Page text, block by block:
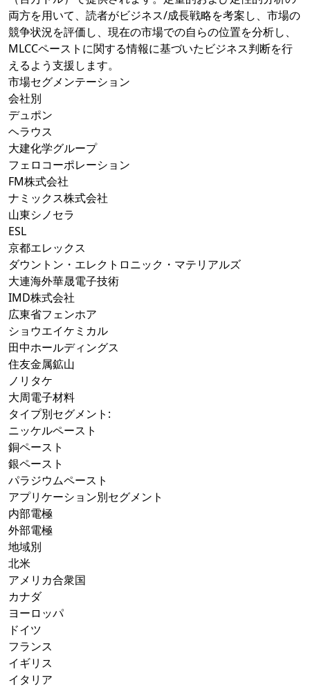
両方を用いて、読者がビジネス/成長戦略を考案し、市場の
競争状況を評価し、現在の市場での自らの位置を分析し、
MLCCペーストに関する情報に基づいたビジネス判断を行
えるよう支援します。
市場セグメンテーション
会社別
デュポン
ヘラウス
大建化学グループ
フェロコーポレーション
FM株式会社
ナミックス株式会社
山東シノセラ
ESL
京都エレックス
ダウントン・エレクトロニック・マテリアルズ
大連海外華晟電子技術
IMD株式会社
広東省フェンホア
ショウエイケミカル
田中ホールディングス
住友金属鉱山
ノリタケ
大周電子材料
タイプ別セグメント:
ニッケルペースト
銅ペースト
銀ペースト
パラジウムペースト
アプリケーション別セグメント
内部電極
外部電極
地域別
北米
アメリカ合衆国
カナダ
ヨーロッパ
ドイツ
フランス
イギリス
イタリア